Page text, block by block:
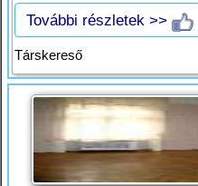
További részletek >>
Társkereső